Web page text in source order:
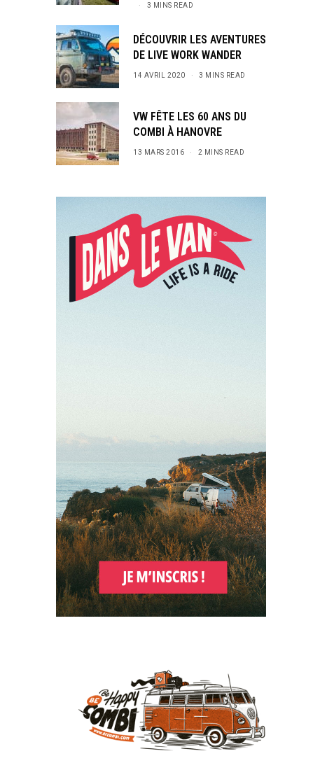
3 MINS READ
DÉCOUVRIR LES AVENTURES
DE LIVE WORK WANDER
14 AVRIL 2020 3 MINS READ
VW FÊTE LES 60 ANS DU
COMBI À HANOVRE
13 MARS 2016 2 MINS READ